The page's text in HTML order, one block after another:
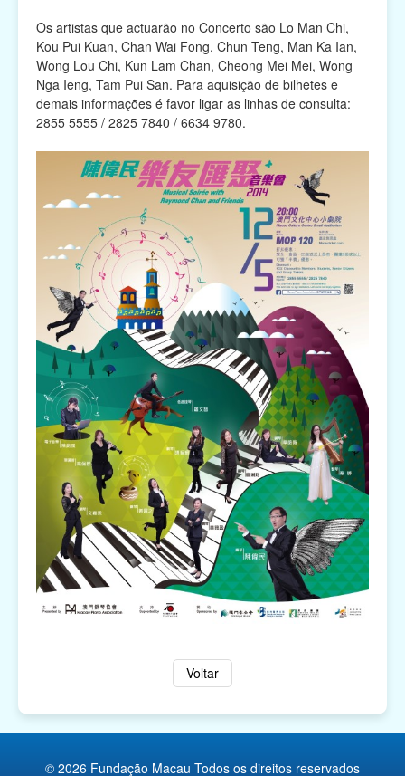
Os artistas que actuarão no Concerto são Lo Man Chi,
Kou Pui Kuan, Chan Wai Fong, Chun Teng, Man Ka Ian,
Wong Lou Chi, Kun Lam Chan, Cheong Mei Mei, Wong
Nga Ieng, Tam Pui San. Para aquisição de bilhetes e
demais informações é favor ligar as linhas de consulta:
2855 5555 / 2825 7840 / 6634 9780.
Voltar
© 2026 Fundação Macau Todos os direitos reservados